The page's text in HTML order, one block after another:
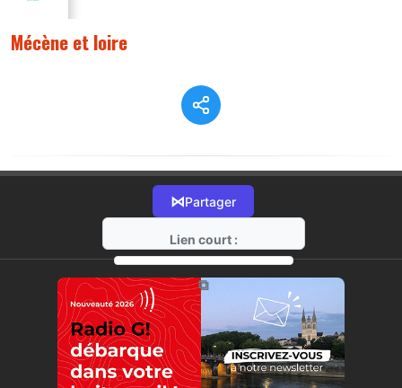
Mécène et loire
⋈Partager
Lien court :
https://radio-g.fr?22472
⧉